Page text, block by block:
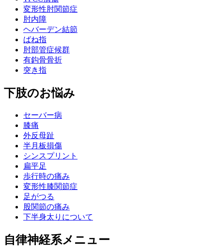
変形性肘関節症
肘内障
ヘバーデン結節
ばね指
肘部管症候群
有鈎骨骨折
突き指
下肢のお悩み
セーバー病
膝痛
外反母趾
半月板損傷
シンスプリント
扁平足
歩行時の痛み
変形性膝関節症
足がつる
股関節の痛み
下半身太りについて
自律神経系メニュー